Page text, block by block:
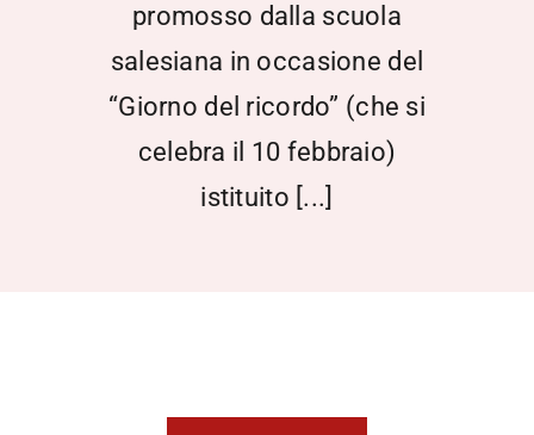
promosso dalla scuola
salesiana in occasione del
“Giorno del ricordo” (che si
celebra il 10 febbraio)
istituito [...]